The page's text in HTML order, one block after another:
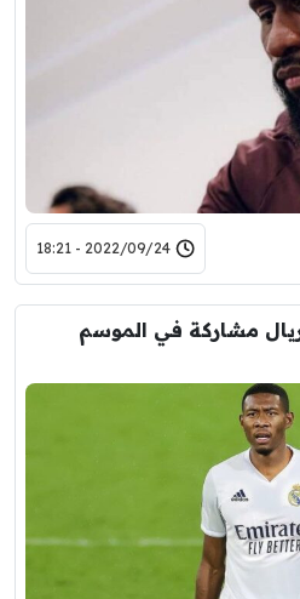
2022/09/24 - 18:21
مشاركة في الموسم